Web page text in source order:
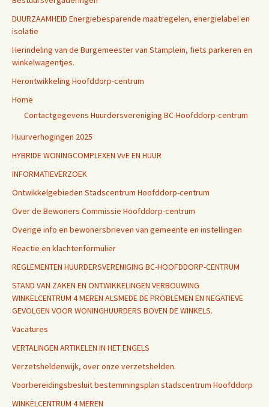
DUURZAAMHEID Energiebesparende maatregelen, energielabel en
isolatie
Herindeling van de Burgemeester van Stamplein, fiets parkeren en
winkelwagentjes.
Herontwikkeling Hoofddorp-centrum
Home
Contactgegevens Huurdersvereniging BC-Hoofddorp-centrum
Huurverhogingen 2025
HYBRIDE WONINGCOMPLEXEN VvE EN HUUR
INFORMATIEVERZOEK
Ontwikkelgebieden Stadscentrum Hoofddorp-centrum
Over de Bewoners Commissie Hoofddorp-centrum
Overige info en bewonersbrieven van gemeente en instellingen
Reactie en klachtenformulier
REGLEMENTEN HUURDERSVERENIGING BC-HOOFDDORP-CENTRUM
STAND VAN ZAKEN EN ONTWIKKELINGEN VERBOUWING
WINKELCENTRUM 4 MEREN ALSMEDE DE PROBLEMEN EN NEGATIEVE
GEVOLGEN VOOR WONINGHUURDERS BOVEN DE WINKELS.
Vacatures
VERTALINGEN ARTIKELEN IN HET ENGELS
Verzetsheldenwijk, over onze verzetshelden.
Voorbereidingsbesluit bestemmingsplan stadscentrum Hoofddorp
WINKELCENTRUM 4 MEREN